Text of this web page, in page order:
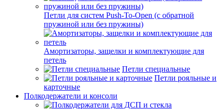
Петли для систем Push-To-Open (с обратной
пружиной или без пружины)
Амортизаторы, защелки и комплектующие для
петель
Петли специальные
Петли рояльные и
карточные
Полкодержатели и консоли